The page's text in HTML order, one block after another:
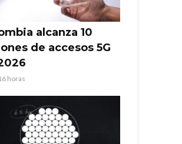
alcanza 10
de accesos 5G
horas